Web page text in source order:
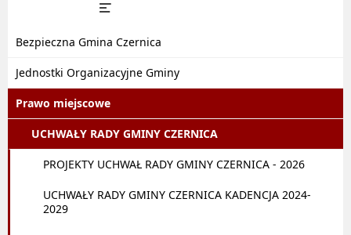
Bezpieczna Gmina Czernica
Jednostki Organizacyjne Gminy
Prawo miejscowe
UCHWAŁY RADY GMINY CZERNICA
PROJEKTY UCHWAŁ RADY GMINY CZERNICA - 2026
UCHWAŁY RADY GMINY CZERNICA KADENCJA 2024-
2029